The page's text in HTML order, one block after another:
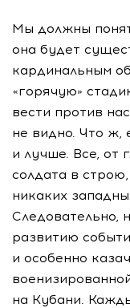
Мы должны
она будет
кардинальным
«горячую»
вести против
не видно. Что ж,
и лучше. Все, от
солдата в
никаких
Следовательно,
развитию
и особенно
на Кубани.